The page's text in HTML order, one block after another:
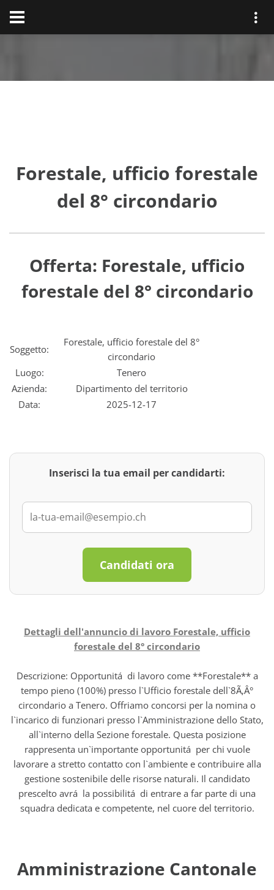
Forestale, ufficio forestale
del 8° circondario
Offerta: Forestale, ufficio
forestale del 8° circondario
Soggetto:
Forestale, ufficio forestale del 8°
circondario
Luogo:
Tenero
Azienda:
Dipartimento del territorio
Data:
2025-12-17
Inserisci la tua email per candidarti:
Candidati ora
Dettagli dell'annuncio di lavoro Forestale, ufficio
forestale del 8° circondario
Descrizione: Opportunitá di lavoro come **Forestale** a
tempo pieno (100%) presso l`Ufficio forestale dell`8Ã‚Â°
circondario a Tenero. Offriamo concorsi per la nomina o
l`incarico di funzionari presso l`Amministrazione dello Stato,
all`interno della Sezione forestale. Questa posizione
rappresenta un`importante opportunitá per chi vuole
lavorare a stretto contatto con l`ambiente e contribuire alla
gestione sostenibile delle risorse naturali. Il candidato
prescelto avrá la possibilitá di entrare a far parte di una
squadra dedicata e competente, nel cuore del territorio.
Amministrazione Cantonale